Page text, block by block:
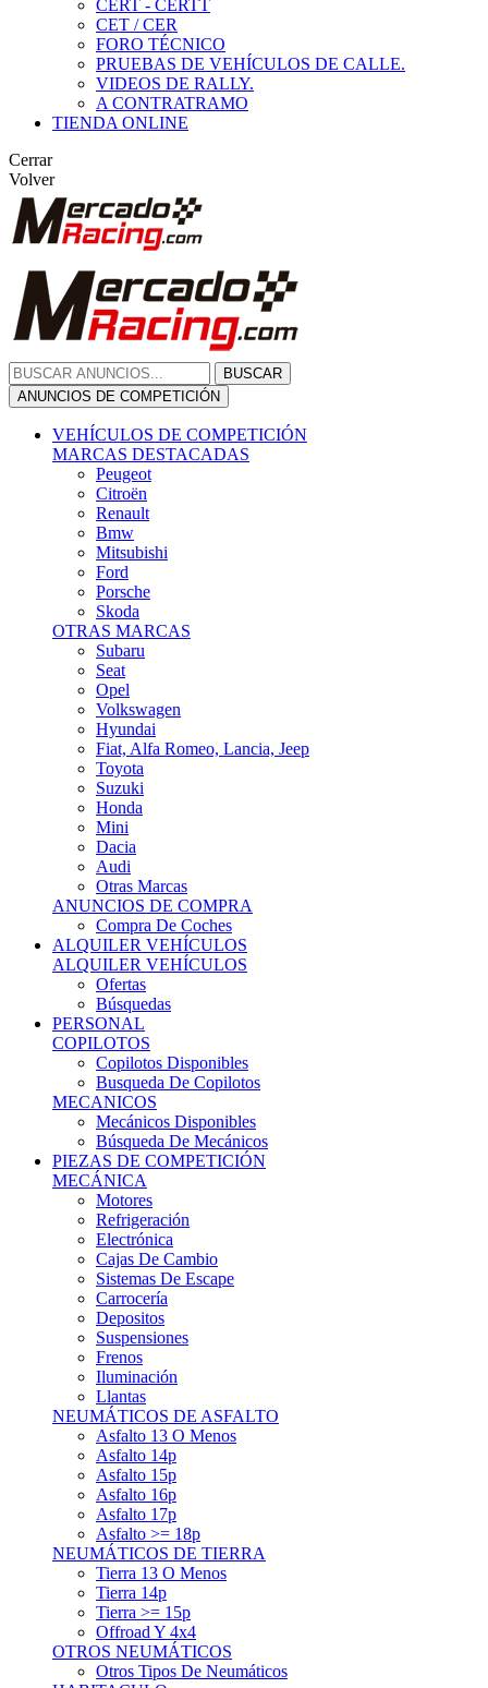
CERT - CERTT
CET / CER
FORO TÉCNICO
PRUEBAS DE VEHÍCULOS DE CALLE.
VIDEOS DE RALLY.
A CONTRATRAMO
TIENDA ONLINE
Cerrar
Volver
BUSCAR
ANUNCIOS DE COMPETICIÓN
VEHÍCULOS DE COMPETICIÓN
MARCAS DESTACADAS
Peugeot
Citroën
Renault
Bmw
Mitsubishi
Ford
Porsche
Skoda
OTRAS MARCAS
Subaru
Seat
Opel
Volkswagen
Hyundai
Fiat, Alfa Romeo, Lancia, Jeep
Toyota
Suzuki
Honda
Mini
Dacia
Audi
Otras Marcas
ANUNCIOS DE COMPRA
Compra De Coches
ALQUILER VEHÍCULOS
ALQUILER VEHÍCULOS
Ofertas
Búsquedas
PERSONAL
COPILOTOS
Copilotos Disponibles
Busqueda De Copilotos
MECANICOS
Mecánicos Disponibles
Búsqueda De Mecánicos
PIEZAS DE COMPETICIÓN
MECÁNICA
Motores
Refrigeración
Electrónica
Cajas De Cambio
Sistemas De Escape
Carrocería
Depositos
Suspensiones
Frenos
Iluminación
Llantas
NEUMÁTICOS DE ASFALTO
Asfalto 13 O Menos
Asfalto 14p
Asfalto 15p
Asfalto 16p
Asfalto 17p
Asfalto >= 18p
NEUMÁTICOS DE TIERRA
Tierra 13 O Menos
Tierra 14p
Tierra >= 15p
Offroad Y 4x4
OTROS NEUMÁTICOS
Otros Tipos De Neumáticos